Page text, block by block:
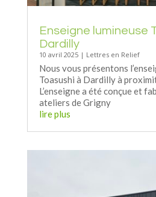
Enseigne lumineuse
Dardilly
10 avril 2025| Lettres en Relief
Nous vous présentons
Toasushi à Dardilly à
L’enseigne a été conçue et
ateliers de Grigny
lire plus